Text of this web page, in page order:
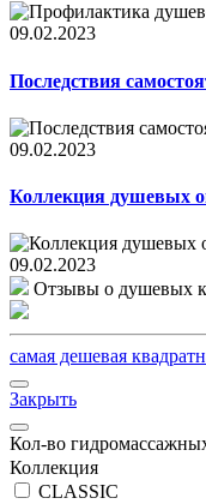
09.02.2023
Последствия
09.02.2023
Коллекция душевых
09.02.2023
Отзывы о душевых
самая дешевая
Закрыть
Кол-во
Коллекция
CLASSIC